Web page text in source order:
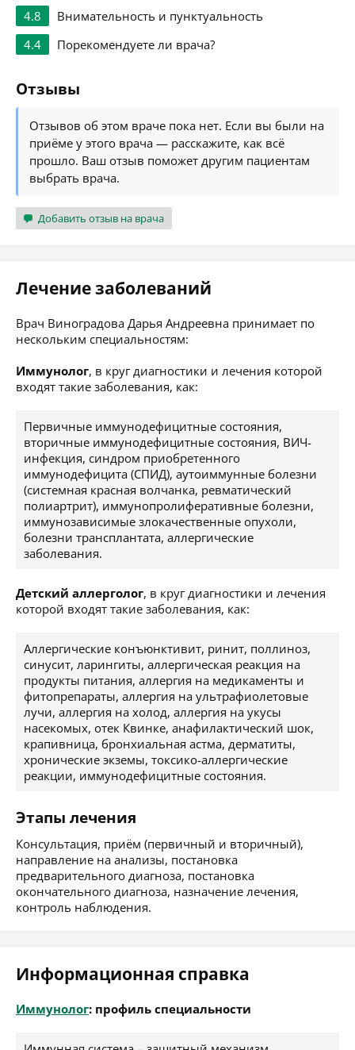
4.8
Внимательность и пунктуальность
4.4
Порекомендуете ли врача?
Отзывы
Отзывов об этом враче пока нет. Если вы были на
приёме у этого врача — расскажите, как всё
прошло. Ваш отзыв поможет другим пациентам
выбрать врача.
Добавить отзыв на врача
Лечение заболеваний
Врач Виноградова Дарья Андреевна принимает по
нескольким специальностям:
Иммунолог, в круг диагностики и лечения которой
входят такие заболевания, как:
Первичные иммунодефицитные состояния,
вторичные иммунодефицитные состояния, ВИЧ-
инфекция, синдром приобретенного
иммунодефицита (СПИД), аутоиммунные болезни
(системная красная волчанка, ревматический
полиартрит), иммунопролиферативные болезни,
иммунозависимые злокачественные опухоли,
болезни трансплантата, аллергические
заболевания.
Детский аллерголог, в круг диагностики и лечения
которой входят такие заболевания, как:
Аллергические конъюнктивит, ринит, поллиноз,
синусит, ларингиты, аллергическая реакция на
продукты питания, аллергия на медикаменты и
фитопрепараты, аллергия на ультрафиолетовые
лучи, аллергия на холод, аллергия на укусы
насекомых, отек Квинке, анафилактический шок,
крапивница, бронхиальная астма, дерматиты,
хронические экземы, токсико-аллергические
реакции, иммунодефицитные состояния.
Этапы лечения
Консультация, приём (первичный и вторичный),
направление на анализы, постановка
предварительного диагноза, постановка
окончательного диагноза, назначение лечения,
контроль наблюдения.
Информационная справка
Иммунолог: профиль специальности